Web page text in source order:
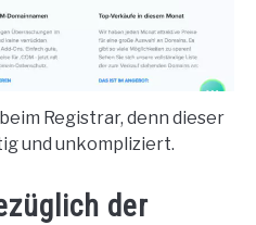
Registrar, denn dieser
und unkompliziert.
der